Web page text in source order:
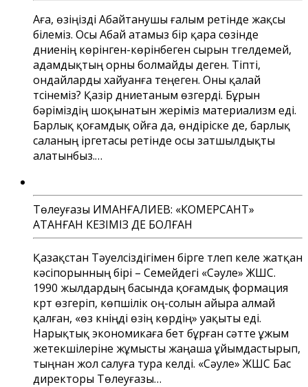
Аға, өзіңізді Абайтанушы ғалым ретінде жақсы
білеміз. Осы Абай атамыз бір қара сөзінде
дүниенің көрінген-көрінбеген сырын түгелдемей,
адамдықтың орны болмайды деген. Тіпті,
ондайларды хайуанға теңеген. Оны қалай
түсінеміз? Қазір дүниетаным өзгерді. Бұрын
бәріміздің шоқынатын жеріміз материализм еді.
Барлық қоғамдық ойға да, өндіріске де, барлық
саланың іргетасы ретінде осы затшылдықты
алатынбыз.…
Төлеуғазы ИМАНҒАЛИЕВ: «КОМЕРСАНТ»
АТАНҒАН КЕЗІМІЗ ДЕ БОЛҒАН
Қазақстан Тәуелсіздігімен бірге түлеп келе жатқан
кәсіпорынның бірі – Семейдегі «Сәуле» ЖШС.
1990 жылдардың басында қоғамдық формация
күрт өзгеріп, көпшілік оң-солын айыра алмай
қалған, «өз күніңді өзің көрдің» уақыты еді.
Нарықтық экономикаға бет бұрған сәтте ұжым
жетекшілеріне жұмысты жаңаша ұйымдастырып,
тыңнан жол салуға тура келді. «Сәуле» ЖШС Бас
директоры Төлеуғазы…